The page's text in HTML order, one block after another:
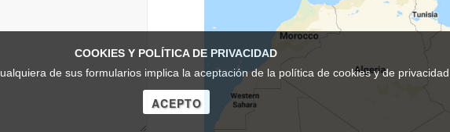
COOKIES Y POLÍTICA DE PRIVACIDAD
de sus formularios implica la aceptación de la política de cookies y de privacidad.
ACEPTO